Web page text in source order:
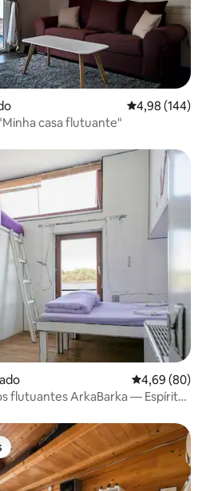
4,98 de uma
4,98 (144)
casa flutuante"
4,69 de uma
4,69 (80)
flutuantes ArkaBarka — Espírito